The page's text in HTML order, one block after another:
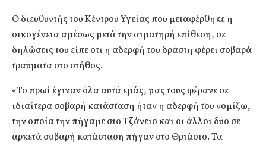
Ο διευθυντής του Κέντρου Υγείας που μεταφέρθηκε η
οικογένεια αμέσως μετά την αιματηρή επίθεση, σε
δηλώσεις του είπε ότι η αδερφή του δράστη φέρει σοβαρά
τραύματα στο στήθος.
«Το πρωί έγιναν όλα αυτά εμάς, μας τους φέρανε σε
ιδιαίτερα σοβαρή κατάσταση ήταν η αδερφή του νομίζω,
την οποία την πήγαμε στο Τζάνειο και οι άλλοι δύο σε
αρκετά σοβαρή κατάσταση πήγαν στο Θριάσιο. Τα